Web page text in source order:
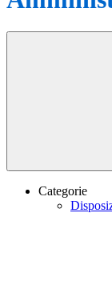
Categorie